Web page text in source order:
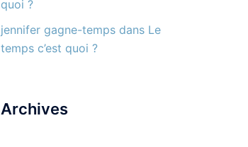
quoi ?
jennifer gagne-tempsdans Le
temps c’est quoi ?
Archives